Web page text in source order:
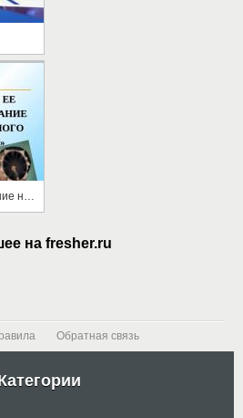
на fresher.ru
Обратная связь